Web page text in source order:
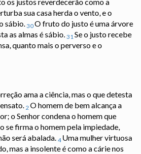
sua casa herda o vento, e o
sábio. 30O fruto do justo é uma árvore
as almas é sábio. 31Se o justo recebe
quanto mais o perverso e o
ama a ciência, mas o que detesta
2 O homem de bem alcança a
o Senhor condena o homem que
se firma o homem pela impiedade,
será abalada. 4 Uma mulher virtuosa
mas a insolente é como a cárie nos